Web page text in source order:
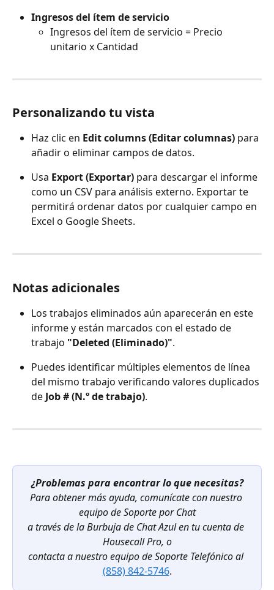
Ingresos del ítem de servicio
Ingresos del ítem de servicio = Precio
unitario x Cantidad
Personalizando tu vista
Haz clic en Edit columns (Editar columnas) para
añadir o eliminar campos de datos.
Usa Export (Exportar) para descargar el informe
como un CSV para análisis externo. Exportar te
permitirá ordenar datos por cualquier campo en
Excel o Google Sheets.
Notas adicionales
Los trabajos eliminados aún aparecerán en este
informe y están marcados con el estado de
trabajo "Deleted (Eliminado)".
Puedes identificar múltiples elementos de línea
del mismo trabajo verificando valores duplicados
de Job # (N.º de trabajo).
¿Problemas para encontrar lo que necesitas?
Para obtener más ayuda, comunícate con nuestro
equipo de Soporte por Chat
a través de la Burbuja de Chat Azul en tu cuenta de
Housecall Pro, o
contacta a nuestro equipo de Soporte Telefónico al
(858) 842-5746.